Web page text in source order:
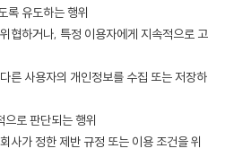
록 유도하는 행위
협하거나, 특정 이용자에게 지속적으로 고
른 사용자의 개인정보를 수집 또는 저장하
으로 판단되는 행위
사가 정한 제반 규정 또는 이용 조건을 위